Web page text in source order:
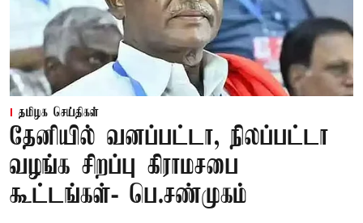
தமிழக செய்திகள்
தேனியில் வனப்பட்டா, நிலப்பட்டா
வழங்க சிறப்பு கிராமசபை
கூட்டங்கள்- பெ.சண்முகம்